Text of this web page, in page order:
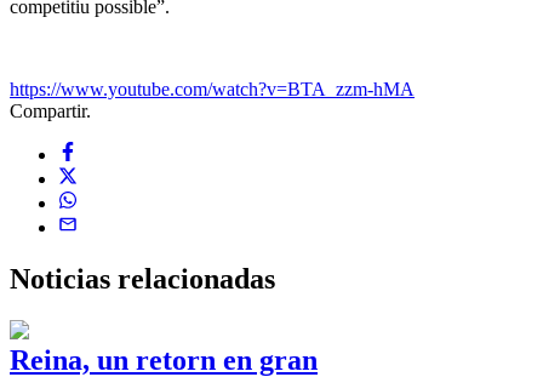
competitiu possible”.
https://www.youtube.com/watch?v=BTA_zzm-hMA
Compartir.
Noticias relacionadas
Reina, un retorn en gran